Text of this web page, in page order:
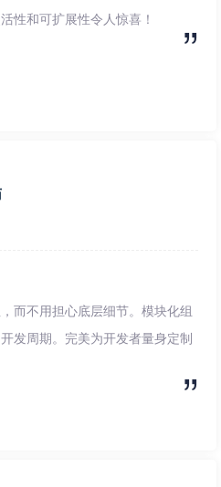
性和可扩展性令人惊喜！
而不用担心底层细节。模块化组
发周期。完美为开发者量身定制